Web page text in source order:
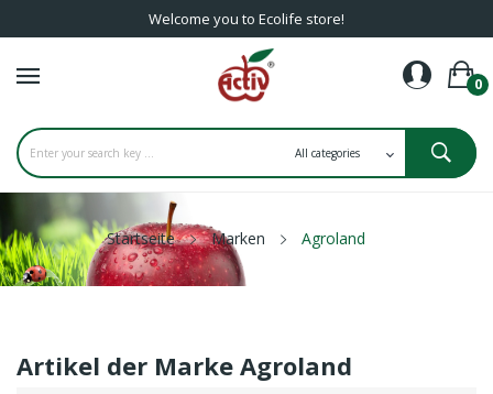
Welcome you to Ecolife store!
0
Startseite Marken Agroland
Artikel der Marke Agroland